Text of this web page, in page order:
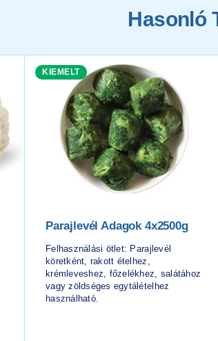
Hasonló
KIEMELT
Parajlevél Adagok 4x2500g
Felhasználási ötlet: Parajlevél
köretként, rakott ételhez,
krémleveshez, főzelékhez, salátához
vagy zöldséges egytálételhez
használható.